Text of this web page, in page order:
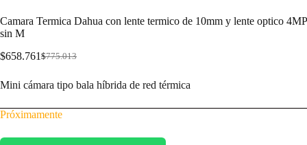
Camara Termica Dahua con lente termico de 10mm y lente optico 4MP
sin M
$775.013
$658.761
Mini cámara tipo bala híbrida de red térmica
Próximamente